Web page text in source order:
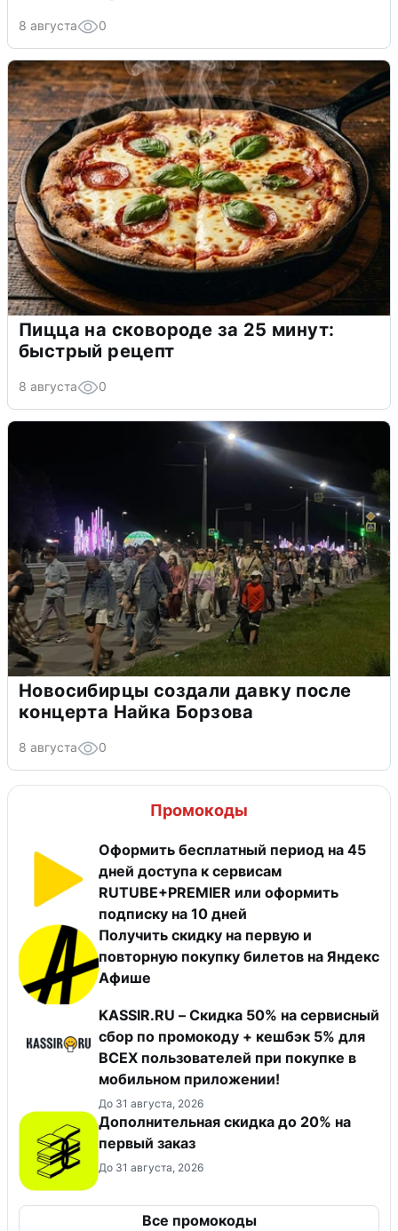
8 августа 0
Пицца на сковороде за 25 минут:
быстрый рецепт
8 августа 0
Новосибирцы создали давку после
концерта Найка Борзова
8 августа 0
Промокоды
Оформить бесплатный период на 45
дней доступа к сервисам
RUTUBE+PREMIER или оформить
подписку на 10 дней
Получить скидку на первую и
повторную покупку билетов на Яндекс
Афише
KASSIR.RU – Скидка 50% на сервисный
сбор по промокоду + кешбэк 5% для
ВСЕХ пользователей при покупке в
мобильном приложении!
До 31 августа, 2026
Дополнительная скидка до 20% на
первый заказ
До 31 августа, 2026
Все промокоды